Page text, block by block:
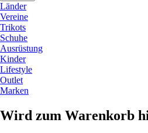
Länder
Vereine
Trikots
Schuhe
Ausrüstung
Kinder
Lifestyle
Outlet
Marken
Wird zum Warenkorb